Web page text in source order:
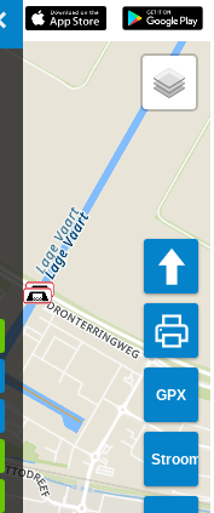
GPX
Stroom